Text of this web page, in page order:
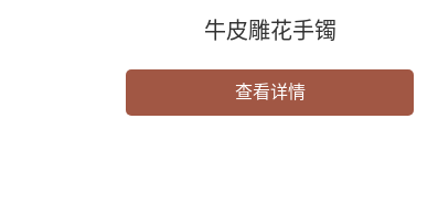
牛皮雕花手镯
查看详情